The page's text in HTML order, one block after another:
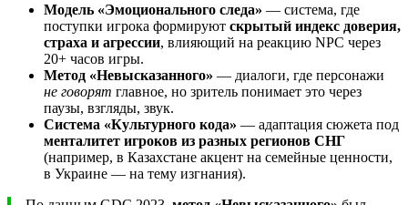
Модель «Эмоционального следа» — система, где
поступки игрока формируют скрытый индекс доверия,
страха и агрессии, влияющий на реакцию NPC через
20+ часов игры.
Метод «Невысказанного» — диалоги, где персонажи
не говорят главное, но зритель понимает это через
паузы, взгляды, звук.
Система «Культурного кода» — адаптация сюжета под
менталитет игроков из разных регионов СНГ
(например, в Казахстане акцент на семейные ценности,
в Украине — на тему изгнания).